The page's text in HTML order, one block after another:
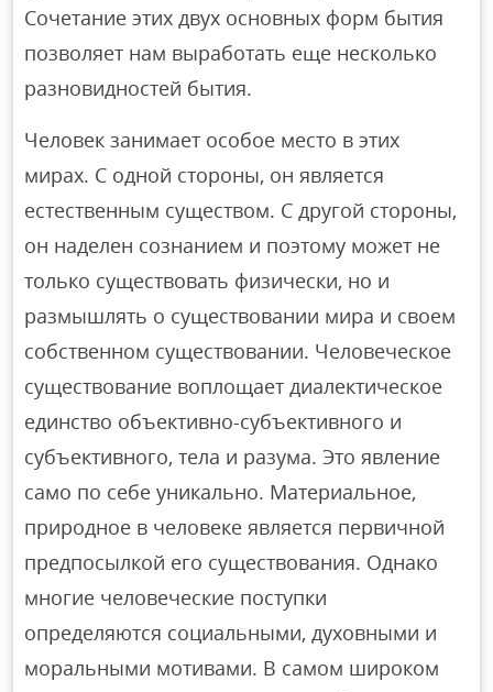
Сочетание этих двух основных форм бытия
позволяет нам выработать еще несколько
разновидностей бытия.
Человек занимает особое место в этих
мирах. С одной стороны, он является
естественным существом. С другой стороны,
он наделен сознанием и поэтому может не
только существовать физически, но и
размышлять о существовании мира и своем
собственном существовании. Человеческое
существование воплощает диалектическое
единство объективно-субъективного и
субъективного, тела и разума. Это явление
само по себе уникально. Материальное,
природное в человеке является первичной
предпосылкой его существования. Однако
многие человеческие поступки
определяются социальными, духовными и
моральными мотивами. В самом широком